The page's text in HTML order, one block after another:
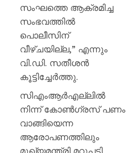
സംഘത്തെ ആക്രമിച്ച
സംഭവത്തിൽ
പൊലീസിന്
വീഴ്ചയില്ല,” എന്നും
വി.ഡി. സതീശൻ
കൂട്ടിച്ചേർത്തു.
സിഎംആർഎല്ലിൽ
നിന്ന് കോൺഗ്രസ് പണം
വാങ്ങിയെന്ന
ആരോപണത്തിലും
മുഖ്യമന്ത്രി മറുപടി